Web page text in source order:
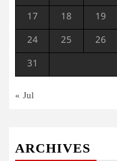
17 18 19
24 25 26
31
« Jul
ARCHIVES